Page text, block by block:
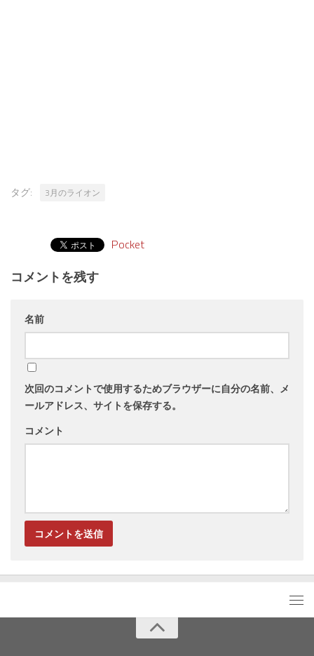
タグ: 3月のライオン
Pocket
コメントを残す
名前
次回のコメントで使用するためブラウザーに自分の名前、メ
ールアドレス、サイトを保存する。
コメント